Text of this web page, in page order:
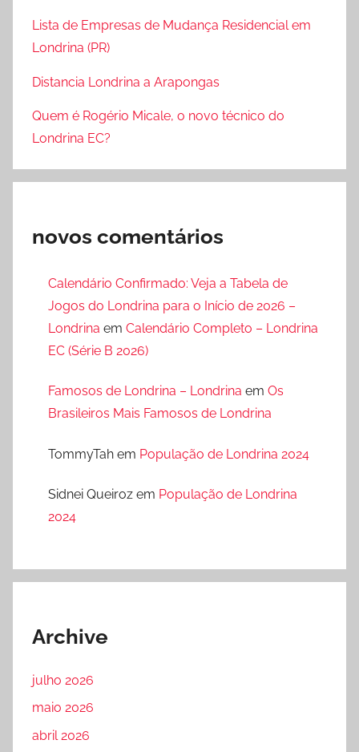
Lista de Empresas de Mudança Residencial em
Londrina (PR)
Distancia Londrina a Arapongas
Quem é Rogério Micale, o novo técnico do
Londrina EC?
novos comentários
Calendário Confirmado: Veja a Tabela de
Jogos do Londrina para o Início de 2026 –
Londrina em Calendário Completo – Londrina
EC (Série B 2026)
Famosos de Londrina – Londrina em Os
Brasileiros Mais Famosos de Londrina
TommyTah em População de Londrina 2024
Sidnei Queiroz em População de Londrina
2024
Archive
julho 2026
maio 2026
abril 2026